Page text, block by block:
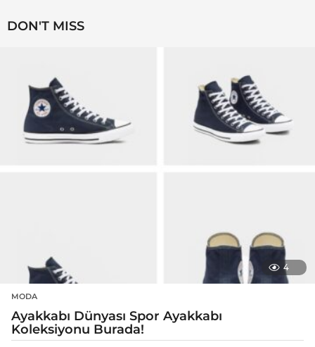
DON'T MISS
4
MODA
Ayakkabı Dünyası Spor Ayakkabı
Koleksiyonu Burada!